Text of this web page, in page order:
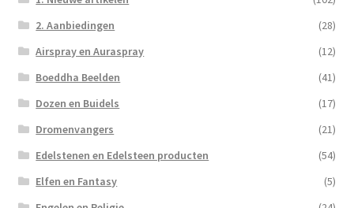
2. Aanbiedingen
(28)
Airspray en Auraspray
(12)
Boeddha Beelden
(41)
Dozen en Buidels
(17)
Dromenvangers
(21)
Edelstenen en Edelsteen producten
(54)
Elfen en Fantasy
(5)